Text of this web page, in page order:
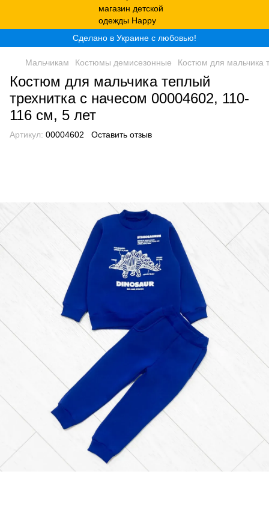
Сделано в Украине с любовью!
Мальчикам Костюмы демисезонные Костюм для мальчика
Костюм для мальчика теплый
трехнитка с начесом 00004602, 110-
116 см, 5 лет
Артикул: 00004602 Оставить отзыв